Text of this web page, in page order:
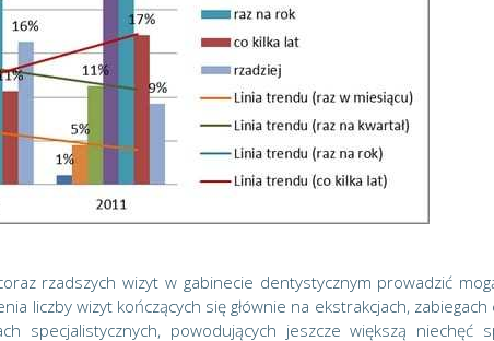
rzadszych wizyt w gabinecie dentystycznym prowadzić
liczby wizyt kończących się głównie na ekstrakcjach,
specjalistycznych, powodujących jeszcze większą niechęć